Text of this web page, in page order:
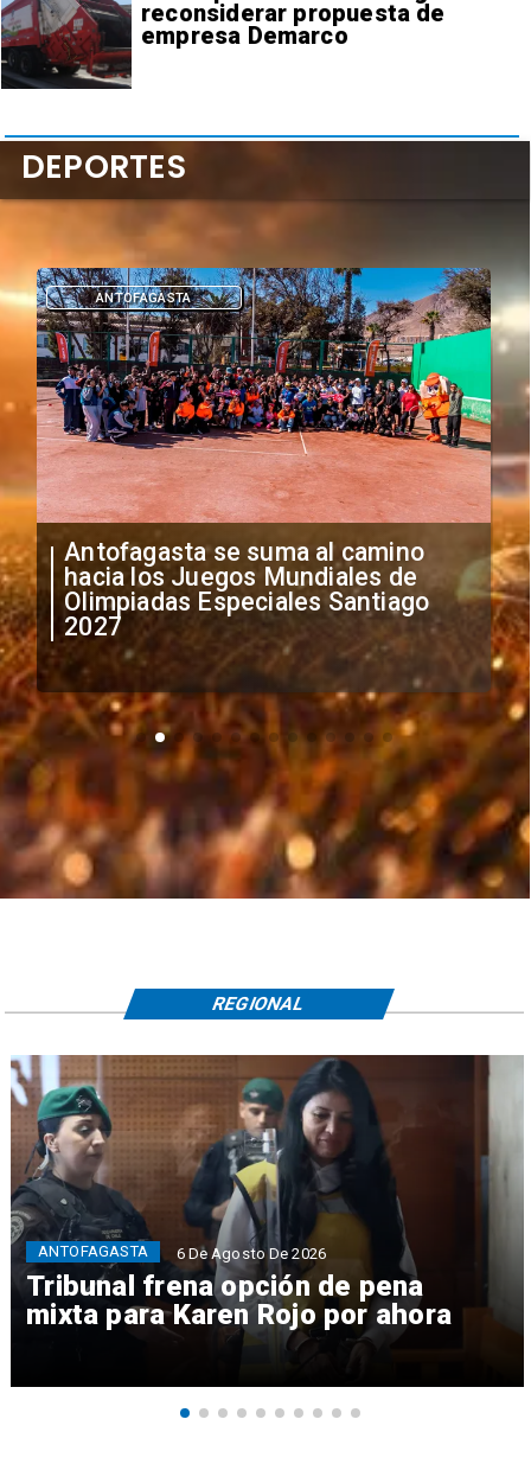
reconsiderar propuesta de
empresa Demarco
"Falta de profesionalismo": Sifup
anuncia medidas por situación
irregular de futbolistas
extranjeros
DEPORTES
DEPORTES
Tribunal frena opción de pena
mixta para Karen Rojo por ahora
ANTOFAGASTA 6 De Agosto De 2026
REGIONAL